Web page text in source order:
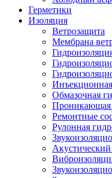
Герметики
Изоляция
Ветрозащита
Мембрана
Обмазочная
Проникающая
Ремонтные
Рулонная